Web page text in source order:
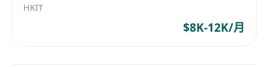
HKIT
$8K-12K/月